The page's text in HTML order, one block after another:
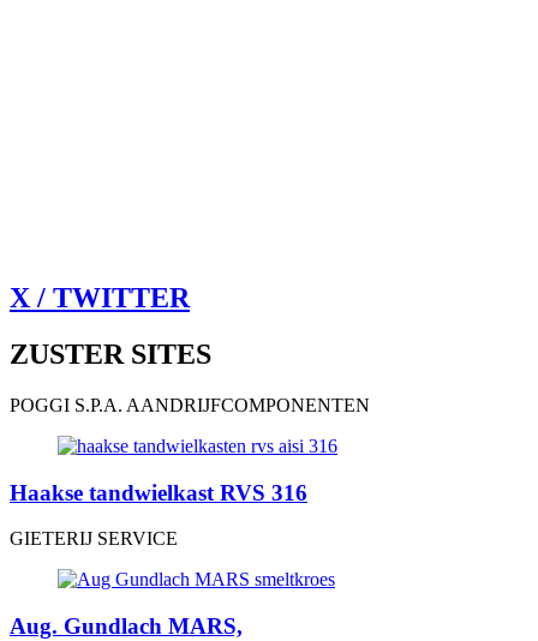
X / TWITTER
ZUSTER SITES
POGGI S.P.A. AANDRIJFCOMPONENTEN
Haakse tandwielkast RVS 316
GIETERIJ SERVICE
Aug. Gundlach MARS,